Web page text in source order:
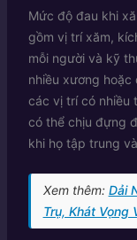
Mức độ đau khi
gồm vị trí xăm,
mỗi người và kỹ
nhiều xương
các vị trí có nhiều
có thể chịu đựng
khi họ tập trung
Xem thêm: Dải
Trụ, Khát Vọng